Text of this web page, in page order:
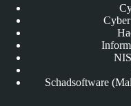
Schadsoftware